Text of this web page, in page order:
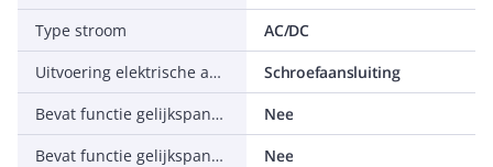
Type stroom
AC/DC
Uitvoering elektrische aansluiting
Schroefaansluiting
Bevat functie gelijkspanningsonderstroom
Nee
Bevat functie gelijkspanningsoverstroom
Nee